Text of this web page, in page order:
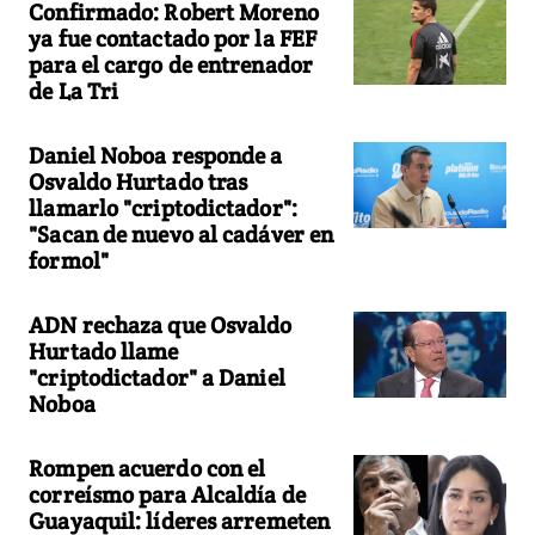
Confirmado: Robert Moreno
ya fue contactado por la FEF
para el cargo de entrenador
de La Tri
Daniel Noboa responde a
Osvaldo Hurtado tras
llamarlo "criptodictador":
"Sacan de nuevo al cadáver en
formol"
ADN rechaza que Osvaldo
Hurtado llame
"criptodictador" a Daniel
Noboa
Rompen acuerdo con el
correísmo para Alcaldía de
Guayaquil: líderes arremeten